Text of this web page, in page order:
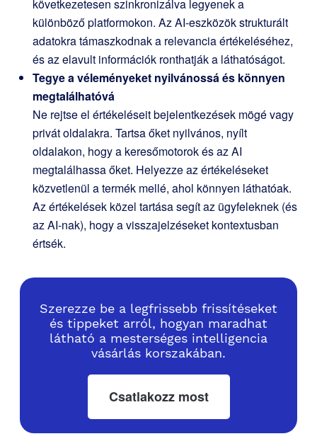
következetesen szinkronizálva legyenek a
különböző platformokon. Az AI-eszközök strukturált
adatokra támaszkodnak a relevancia értékeléséhez,
és az elavult információk ronthatják a láthatóságot.
Tegye a véleményeket nyilvánossá és könnyen
megtalálhatóvá
Ne rejtse el értékeléseit bejelentkezések mögé vagy
privát oldalakra. Tartsa őket nyilvános, nyílt
oldalakon, hogy a keresőmotorok és az AI
megtalálhassa őket. Helyezze az értékeléseket
közvetlenül a termék mellé, ahol könnyen láthatóak.
Az értékelések közel tartása segít az ügyfeleknek (és
az AI-nak), hogy a visszajelzéseket kontextusban
értsék.
Szerezze be a legfrissebb frissítéseket
és tippeket arról, hogyan maradhat
látható a mesterséges intelligencia
vásárlás korszakában.
Csatlakozz most